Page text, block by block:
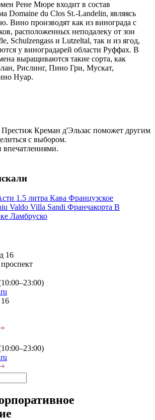
Рене Мюре входит в состав
Domaine du Clos St.-Landelin, являясь
Вино производят как из винограда с
расположенных неподалеку от зон
Schulzengass и Lutzeltal, так и из ягод,
у виноградарей области Руффах. В
выращиваются такие сорта, как
Рислинг, Пино Гри, Мускат,
Нуар.
Креман д'Эльзас поможет другим
с выбором.
впечатлениями.
1.5 литра Кава Французское
Valdo Villa Sandi Франчакорта В
Ламбруско
16